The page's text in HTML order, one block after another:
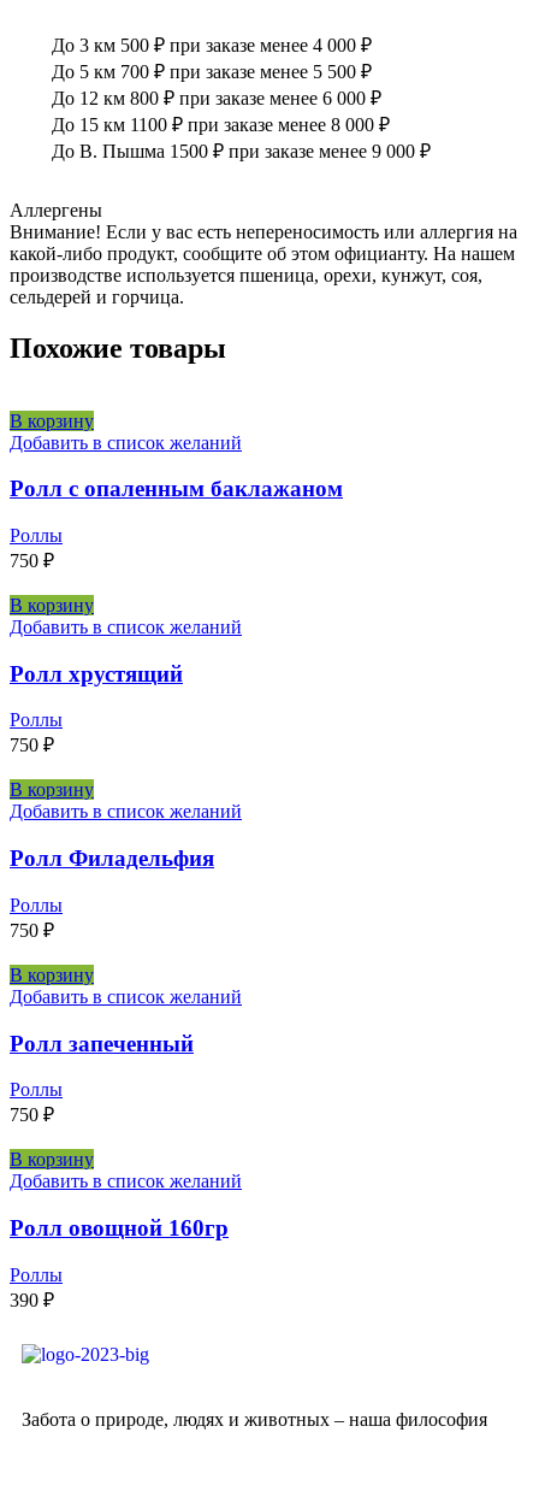
До 3 км 500 ₽ при заказе менее 4 000 ₽
До 5 км 700 ₽ при заказе менее 5 500 ₽
До 12 км 800 ₽ при заказе менее 6 000 ₽
До 15 км 1100 ₽ при заказе менее 8 000 ₽
До В. Пышма 1500 ₽ при заказе менее 9 000 ₽
Аллергены
Внимание! Если у вас есть непереносимость или аллергия на
какой-либо продукт, сообщите об этом официанту. На нашем
производстве используется пшеница, орехи, кунжут, соя,
сельдерей и горчица.
Похожие товары
В корзину
Добавить в список желаний
Ролл с опаленным баклажаном
Роллы
750 ₽
В корзину
Добавить в список желаний
Ролл хрустящий
Роллы
750 ₽
В корзину
Добавить в список желаний
Ролл Филадельфия
Роллы
750 ₽
В корзину
Добавить в список желаний
Ролл запеченный
Роллы
750 ₽
В корзину
Добавить в список желаний
Ролл овощной 160гр
Роллы
390 ₽
Забота о природе, людях и животных – наша философия